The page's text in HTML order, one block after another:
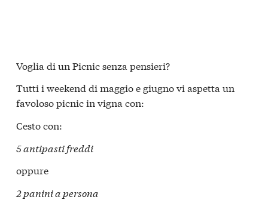
Voglia di un Picnic senza pensieri?
Tutti i weekend di maggio e giugno vi aspetta un
favoloso picnic in vigna con:
Cesto con:
5 antipasti freddi
oppure
2 panini a persona